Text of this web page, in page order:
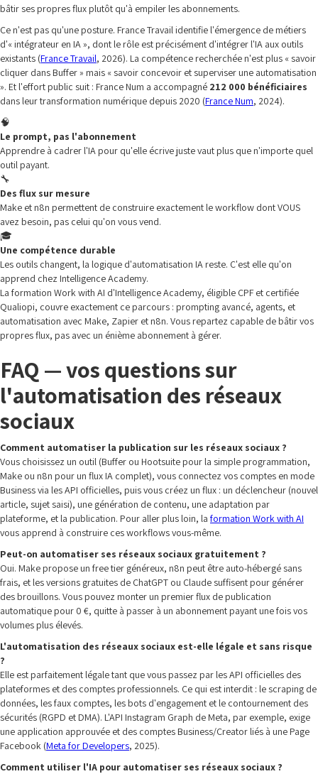
bâtir ses propres flux plutôt qu'à empiler les abonnements.
Ce n'est pas qu'une posture. France Travail identifie l'émergence de métiers
d'« intégrateur en IA », dont le rôle est précisément d'intégrer l'IA aux outils
existants (France Travail, 2026). La compétence recherchée n'est plus « savoir
cliquer dans Buffer » mais « savoir concevoir et superviser une automatisation
». Et l'effort public suit : France Num a accompagné 212 000 bénéficiaires
dans leur transformation numérique depuis 2020 (France Num, 2024).
🧠
Le prompt, pas l'abonnement
Apprendre à cadrer l'IA pour qu'elle écrive juste vaut plus que n'importe quel
outil payant.
🔧
Des flux sur mesure
Make et n8n permettent de construire exactement le workflow dont VOUS
avez besoin, pas celui qu'on vous vend.
🎓
Une compétence durable
Les outils changent, la logique d'automatisation IA reste. C'est elle qu'on
apprend chez Intelligence Academy.
La formation Work with AI d'Intelligence Academy, éligible CPF et certifiée
Qualiopi, couvre exactement ce parcours : prompting avancé, agents, et
automatisation avec Make, Zapier et n8n. Vous repartez capable de bâtir vos
propres flux, pas avec un énième abonnement à gérer.
FAQ — vos questions sur
l'automatisation des réseaux
sociaux
Comment automatiser la publication sur les réseaux sociaux ?
Vous choisissez un outil (Buffer ou Hootsuite pour la simple programmation,
Make ou n8n pour un flux IA complet), vous connectez vos comptes en mode
Business via les API officielles, puis vous créez un flux : un déclencheur (nouvel
article, sujet saisi), une génération de contenu, une adaptation par
plateforme, et la publication. Pour aller plus loin, la formation Work with AI
vous apprend à construire ces workflows vous-même.
Peut-on automatiser ses réseaux sociaux gratuitement ?
Oui. Make propose un free tier généreux, n8n peut être auto-hébergé sans
frais, et les versions gratuites de ChatGPT ou Claude suffisent pour générer
des brouillons. Vous pouvez monter un premier flux de publication
automatique pour 0 €, quitte à passer à un abonnement payant une fois vos
volumes plus élevés.
L'automatisation des réseaux sociaux est-elle légale et sans risque
?
Elle est parfaitement légale tant que vous passez par les API officielles des
plateformes et des comptes professionnels. Ce qui est interdit : le scraping de
données, les faux comptes, les bots d'engagement et le contournement des
sécurités (RGPD et DMA). L'API Instagram Graph de Meta, par exemple, exige
une application approuvée et des comptes Business/Creator liés à une Page
Facebook (Meta for Developers, 2025).
Comment utiliser l'IA pour automatiser ses réseaux sociaux ?